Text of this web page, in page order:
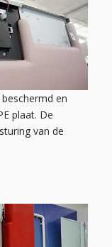
en
plaat. De
van de